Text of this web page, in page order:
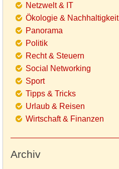
Netzwelt & IT
Ökologie & Nachhaltigkeit
Panorama
Politik
Recht & Steuern
Social Networking
Sport
Tipps & Tricks
Urlaub & Reisen
Wirtschaft & Finanzen
Archiv